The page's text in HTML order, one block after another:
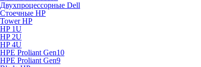
Двухпроцессорные Dell
Стоечные HP
Tower HP
HP 1U
HP 2U
HP 4U
HPE Proliant Gen10
HPE Proliant Gen9